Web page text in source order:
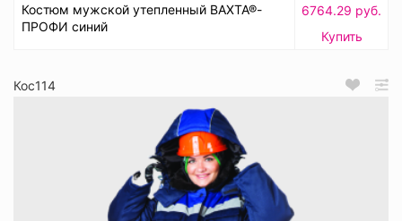
Костюм мужской утепленный ВАХТА®-
ПРОФИ синий
6764.29 руб.
Купить
Кос114